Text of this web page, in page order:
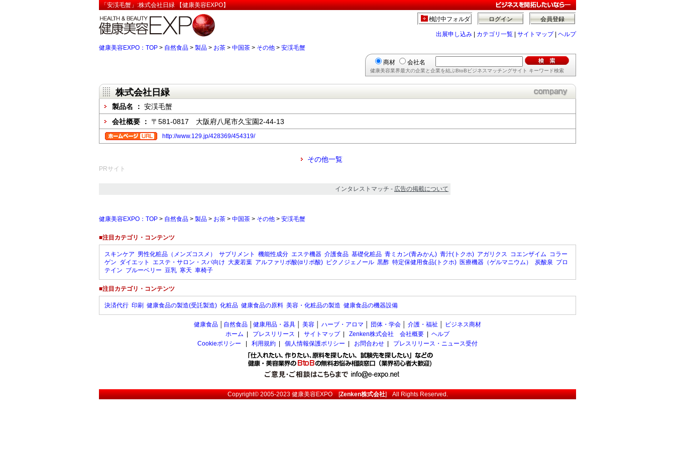
「安渓毛蟹」:株式会社日緑 【健康美容EXPO】
会員登録
ログイン
検討中フォルダ
出展申し込み カテゴリ一覧 サイトマップ| ヘルプ
健康美容EXPO：TOP > 自然食品 > 製品 > お茶 > 中国茶 > その他 > 安渓毛蟹
商材 会社名
健康美容業界最大の企業と企業を結ぶBtoBビジネスマッチングサイト キーワード検索
株式会社日緑
製品名 ： 安渓毛蟹
会社概要 ： 〒581-0817 大阪府八尾市久宝園2-44-13
http://www.129.jp/428369/454319/
その他一覧
PRサイト
インタレストマッチ - 広告の掲載について
健康美容EXPO：TOP > 自然食品 > 製品 > お茶 > 中国茶 > その他 > 安渓毛蟹
■注目カテゴリ・コンテンツ
スキンケア 男性化粧品（メンズコスメ） サプリメント 機能性成分 エステ機器 介護食品 基礎化粧品 青ミカン(青みかん) 青汁(トクホ) アガリクス コエンザイム コラー
ゲン ダイエット エステ・サロン・スパ向け 大麦若葉 アルファリポ酸(αリポ酸) ピクノジェノール 黒酢 特定保健用食品(トクホ) 医療機器（ゲルマニウム） 炭酸泉 プロ
テイン ブルーベリー 豆乳 寒天 車椅子
■注目カテゴリ・コンテンツ
決済代行 印刷 健康食品の製造(受託製造) 化粧品 健康食品の原料 美容・化粧品の製造 健康食品の機器設備
健康食品 自然食品 健康用品・器具 美容 ハーブ・アロマ 団体・学会 介護・福祉
ビジネス商材
ホーム
プレスリリース サイトマップ| Zenken株式会社 会社概要
ヘルプ
Cookieポリシー
利用規約 個人情報保護ポリシー お問合わせ プレスリリース・ニュース受付
Copyright© 2005-2023健康美容EXPO[Zenken株式会社] All Rights Reserved.